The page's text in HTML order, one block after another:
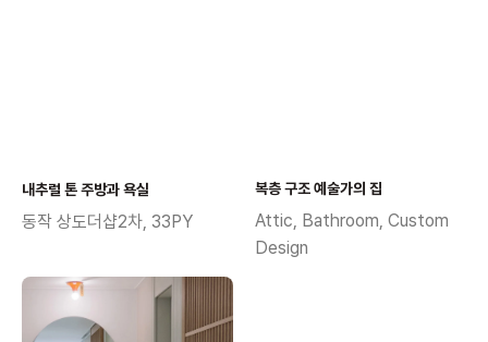
내추럴 톤 주방과 욕실
동작 상도더샵2차, 33PY
복층 구조 예술가의 집
Attic, Bathroom, Custom
Design